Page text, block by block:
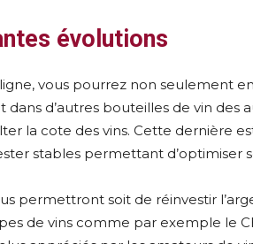
évolutions
ligne, vous pourrez non seulement
d’autres bouteilles de vin des
la cote des vins. Cette dernière
stables permettant d’optimiser
permettront soit de réinvestir
de vins comme par exemple le